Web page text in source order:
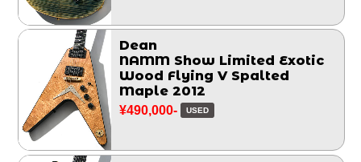
Dean
NAMM Show Limited Exotic
Wood Flying V Spalted
Maple 2012
¥490,000- USED